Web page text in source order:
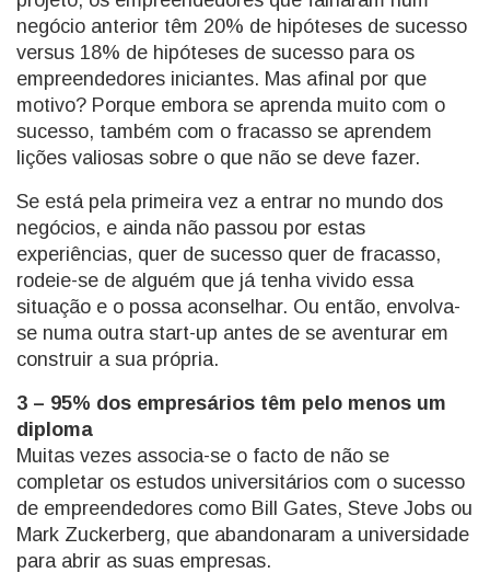
negócio anterior têm 20% de hipóteses de sucesso
versus 18% de hipóteses de sucesso para os
empreendedores iniciantes. Mas afinal por que
motivo? Porque embora se aprenda muito com o
sucesso, também com o fracasso se aprendem
lições valiosas sobre o que não se deve fazer.
Se está pela primeira vez a entrar no mundo dos
negócios, e ainda não passou por estas
experiências, quer de sucesso quer de fracasso,
rodeie-se de alguém que já tenha vivido essa
situação e o possa aconselhar. Ou então, envolva-
se numa outra start-up antes de se aventurar em
construir a sua própria.
3 – 95% dos empresários têm pelo menos um
diploma
Muitas vezes associa-se o facto de não se
completar os estudos universitários com o sucesso
de empreendedores como Bill Gates, Steve Jobs ou
Mark Zuckerberg, que abandonaram a universidade
para abrir as suas empresas.